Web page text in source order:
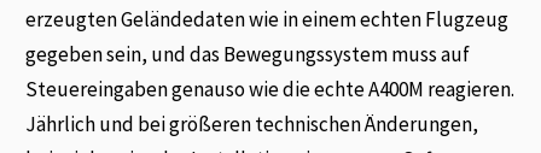
erzeugten Geländedaten wie in einem echten Flugzeug
gegeben sein, und das Bewegungssystem muss auf
Steuereingaben genauso wie die echte A400M reagieren.
Jährlich und bei größeren technischen Änderungen,